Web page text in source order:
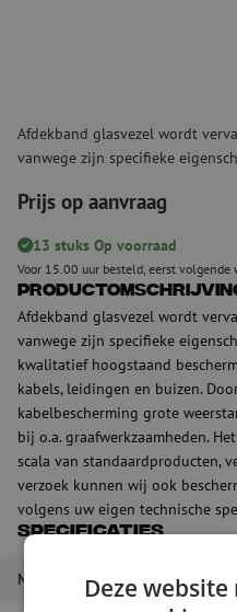
Afdekband glasvezel wordt
vanwege zijn specifieke
Prijs op aanvraag
13 stuks Op voorraad
Voor 15.00 uur besteld, eerst volgende
Afdekband glasvezel wordt
vanwege zijn specifieke
kwalitatief hoogstaand
kabels, leidingen en buizen.
kabelbescherming grote
bij o.a. graafwerkzaamheden.
scala van standaardproducten,
verzoek kunnen wij ook
volgens uw eigen technische
Specificaties
Merk Maunt
Deze